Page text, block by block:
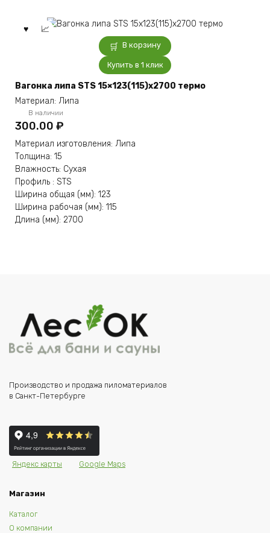
В корзину
Купить в 1 клик
Вагонка липа STS 15×123(115)x2700 термо
Материал: Липа
В наличии
300.00 ₽
Материал изготовления: Липа
Толщина: 15
Влажность: Сухая
Профиль : STS
Ширина общая (мм): 123
Ширина рабочая (мм): 115
Длина (мм): 2700
Производство и продажа пиломатериалов
в Санкт-Петербурге
Яндекс карты Google Maps
Магазин
Каталог
О компании